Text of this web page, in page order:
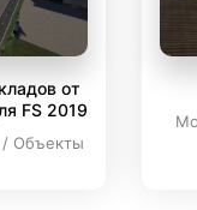
от
FS 2019
/ Объекты